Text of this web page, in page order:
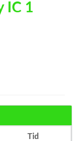
IC 1
Tid